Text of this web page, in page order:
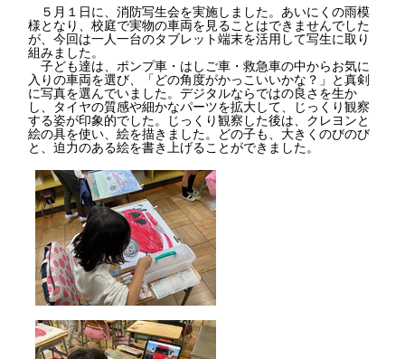
５月１日に、消防写生会を実施しました。あいにくの雨模
様となり、校庭で実物の車両を見ることはできませんでした
が、今回は一人一台のタブレット端末を活用して写生に取り
組みました。
子ども達は、ポンプ車・はしご車・救急車の中からお気に
入りの車両を選び、「どの角度がかっこいいかな？」と真剣
に写真を選んでいました。デジタルならではの良さを生か
し、タイヤの質感や細かなパーツを拡大して、じっくり観察
する姿が印象的でした。じっくり観察した後は、クレヨンと
絵の具を使い、絵を描きました。どの子も、大きくのびのび
と、迫力のある絵を書き上げることができました。